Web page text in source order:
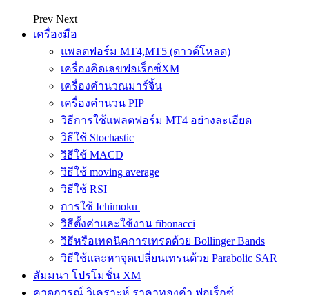
Prev Next
เครื่องมือ
แพลตฟอร์ม MT4,MT5 (ดาวด์โหลด)
เครื่องคิดเลขฟอเร็กซ์XM
เครื่องคำนวณมาร์จิ้น
เครื่องคำนวน PIP
วิธีการใช้แพลตฟอร์ม MT4 อย่างละเอียด
วิธีใช้ Stochastic
วิธีใช้ MACD
วิธีใช้ moving average
วิธีใช้ RSI
การใช้ Ichimoku
วิธีตั้งค่าและใช้งาน fibonacci
วิธีหรือเทคนิคการเทรดด้วย Bollinger Bands
วิธีใช้และหาจุดเปลี่ยนเทรนด้วย Parabolic SAR
สัมมนา โปรโมชั่น XM
คาดการณ์ วิเคราะห์ ราคาทองคำ ฟอเร็กซ์